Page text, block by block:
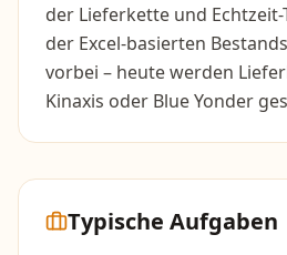
der Lieferkette und
der Excel-basierten
vorbei – heute werden
Kinaxis oder Blue Yonder
Typische Aufgaben